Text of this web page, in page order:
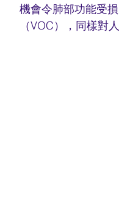
機會令肺部功能受
（VOC），同樣對